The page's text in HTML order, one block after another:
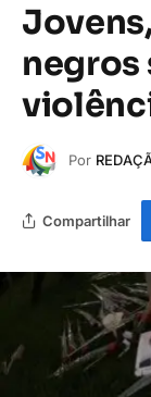
negros
Por
Compartilhar